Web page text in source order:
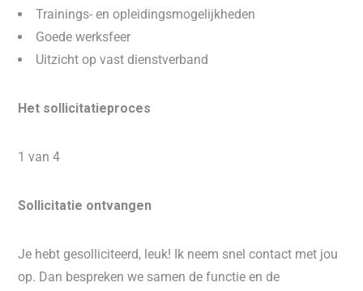
Trainings- en opleidingsmogelijkheden
Goede werksfeer
Uitzicht op vast dienstverband
Het sollicitatieproces
1 van 4
Sollicitatie ontvangen
Je hebt gesolliciteerd, leuk! Ik neem snel contact met jou
op. Dan bespreken we samen de functie en de